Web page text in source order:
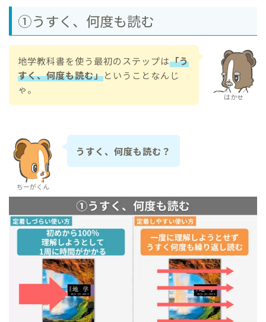
①うすく、何度も読む
はかせ
地学教科書を使う最初のステップは「う
すく、何度も読む」ということなんじ
ゃ。
ちーがくん
うすく、何度も読む？